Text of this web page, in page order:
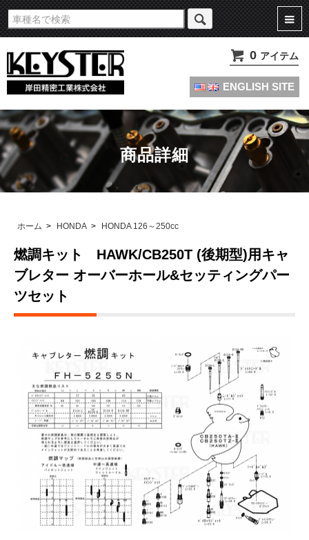
旧車・名車・絶版車キャブレターのオーバーホールやセッティングパーツは
KEYSTERの燃調キット
0 アイテム
ENGLISH SITE
商品詳細
ホーム > HONDA > HONDA 126～250cc
燃調キット HAWK/CB250T (後期型)用キャ
ブレター オーバーホール&セッティングパー
ツセット